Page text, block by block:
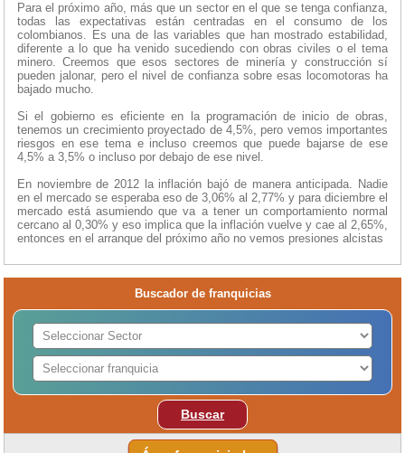
Para el próximo año, más que un sector en el que se tenga confianza,
todas las expectativas están centradas en el consumo de los
colombianos. Es una de las variables que han mostrado estabilidad,
diferente a lo que ha venido sucediendo con obras civiles o el tema
minero. Creemos que esos sectores de minería y construcción sí
pueden jalonar, pero el nivel de confianza sobre esas locomotoras ha
bajado mucho.
Si el gobierno es eficiente en la programación de inicio de obras,
tenemos un crecimiento proyectado de 4,5%, pero vemos importantes
riesgos en ese tema e incluso creemos que puede bajarse de ese
4,5% a 3,5% o incluso por debajo de ese nivel.
En noviembre de 2012 la inflación bajó de manera anticipada. Nadie
en el mercado se esperaba eso de 3,06% al 2,77% y para diciembre el
mercado está asumiendo que va a tener un comportamiento normal
cercano al 0,30% y eso implica que la inflación vuelve y cae al 2,65%,
entonces en el arranque del próximo año no vemos presiones alcistas
Buscador de franquicias
Buscar